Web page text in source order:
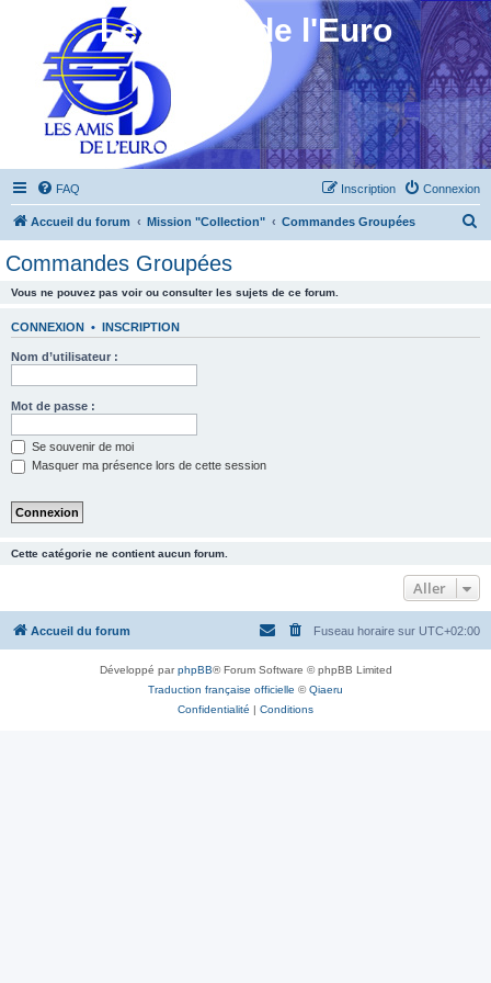
Les Amis de l'Euro
FAQ Connexion
Inscription
Accueil du forum Mission "Collection" Commandes Groupées
Commandes Groupées
Vous ne pouvez pas voir ou consulter les sujets de ce forum.
CONNEXION • INSCRIPTION
Nom d’utilisateur :
Mot de passe :
Se souvenir de moi
Masquer ma présence lors de cette session
Cette catégorie ne contient aucun forum.
Aller
Accueil du forum Fuseau horaire sur UTC+02:00
Développé parphpBB® Forum Software © phpBB Limited
Traduction française officielle ©Qiaeru
Confidentialité | Conditions